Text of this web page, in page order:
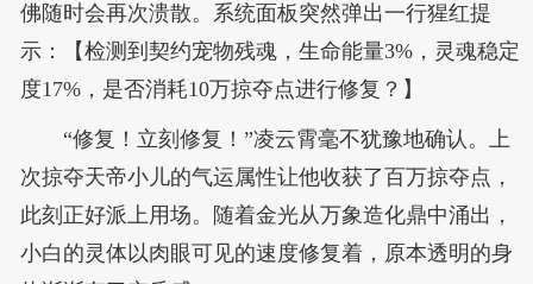
佛随时会再次溃散。系统面板突然弹出一行猩红提
示：【检测到契约宠物残魂，生命能量3%，灵魂稳定
度17%，是否消耗10万掠夺点进行修复？】
“修复！立刻修复！”凌云霄毫不犹豫地确认。上
次掠夺天帝小儿的气运属性让他收获了百万掠夺点，
此刻正好派上用场。随着金光从万象造化鼎中涌出，
小白的灵体以肉眼可见的速度修复着，原本透明的身